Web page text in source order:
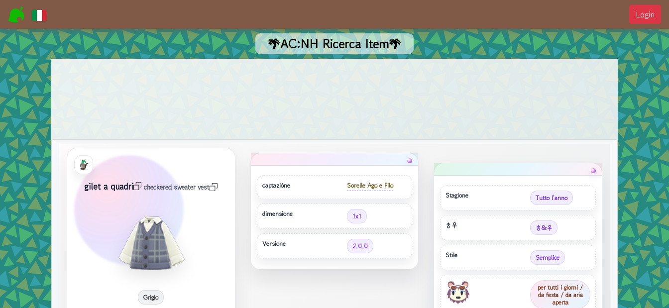
Login
🌴AC:NH Ricerca Item🌴
gilet a quadri checkered sweater vest
Grigio
captazióne Sorelle Ago e Filo
dimensione 1x1
Versione 2.0.0
Stagione Tutto l'anno
♂♀ ♂&♀
Stile Semplice
per tutti i giorni /
da festa / da aria
aperta